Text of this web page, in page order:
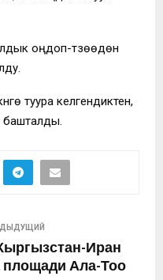
оңдоп-түзөөдөн
туура келгендиктен,
Иран
Ала-Тоо